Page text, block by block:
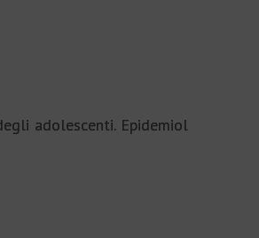
adolescenti. Epidemiol